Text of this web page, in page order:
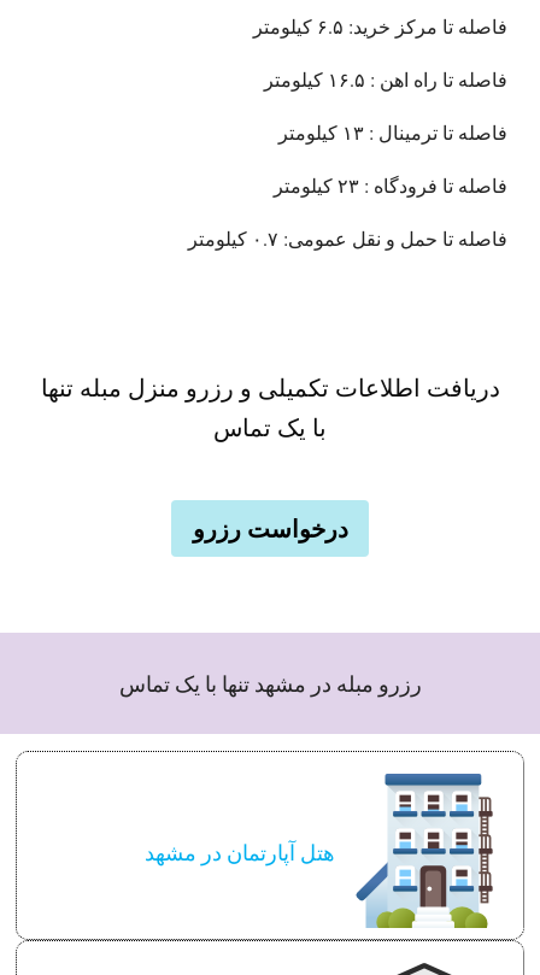
فاصله تا مرکز خرید: ۶.۵ کیلومتر
فاصله تا راه اهن : ۱۶.۵ کیلومتر
فاصله تا ترمینال : ۱۳ کیلومتر
فاصله تا فرودگاه : ۲۳ کیلومتر
فاصله تا حمل و نقل عمومی: ۰.۷ کیلومتر
دریافت اطلاعات تکمیلی و رزرو منزل مبله تنها
با یک تماس
درخواست رزرو
رزرو مبله در مشهد تنها با یک تماس
هتل آپارتمان در مشهد